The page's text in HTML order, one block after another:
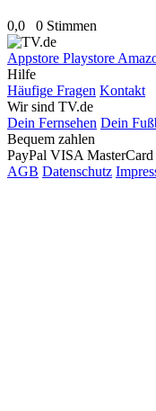
0,0 0 Stimmen
Appstore Playstore
Hilfe
Häufige Fragen Kontakt
Wir sind TV.de
Dein Fernsehen Dein
Bequem zahlen
PayPal VISA MasterCard
AGB Datenschutz